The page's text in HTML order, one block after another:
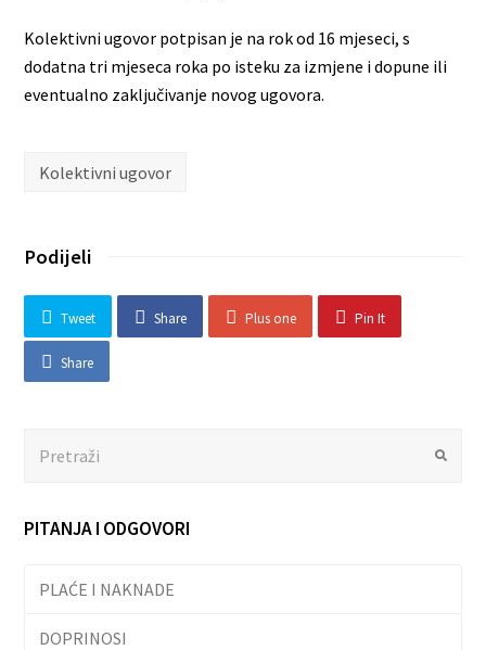
Kolektivni ugovor potpisan je na rok od 16 mjeseci, s
dodatna tri mjeseca roka po isteku za izmjene i dopune ili
eventualno zaključivanje novog ugovora.
Kolektivni ugovor
Podijeli
Tweet Share Plus one Pin It
Share
Submit
PITANJA I ODGOVORI
PLAĆE I NAKNADE
DOPRINOSI